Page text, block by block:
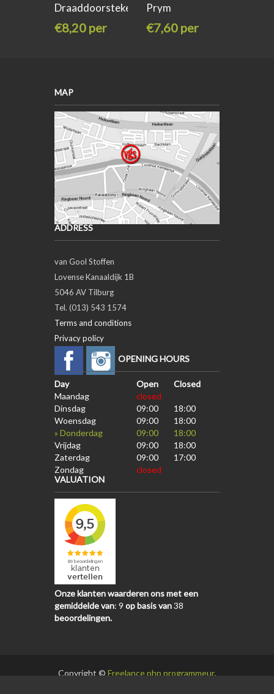
Draaddoorsteker
€8,20 per
Prym
€7,60 per
MAP
ADDRESS
van Gool Stoffen
Lovense Kanaaldijk 1B
5046 AV Tilburg
Tel. (013) 543 1574
Terms and conditions
Privacy policy
OPENING HOURS
Day Open
Closed
Maandag
closed
Dinsdag
09:00
18:00
Woensdag
09:00
18:00
» Donderdag
09:00
18:00
Vrijdag
09:00
18:00
Zaterdag
09:00
17:00
Zondag
closed
VALUATION
Onze klanten waarderen ons met een
gemiddelde van: 9 op basis van38
beoordelingen.
Copyright © Freelance php programmeur.